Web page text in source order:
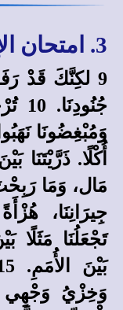
3. امتحان الإيمان الحاضر:
9 لكِنَّكَ قَدْ
تَجْعَلُنَا مَثَلًا